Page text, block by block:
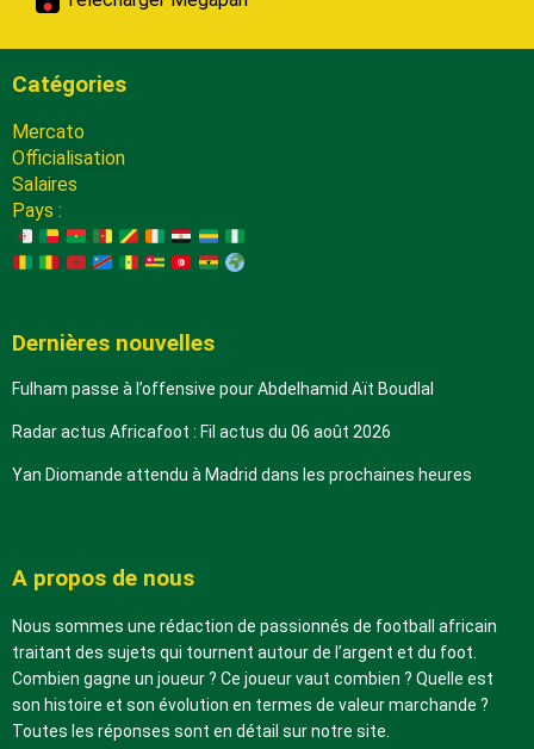
Catégories
Mercato
Officialisation
Salaires
Pays :
Dernières nouvelles
Fulham passe à l’offensive pour Abdelhamid Aït Boudlal
Radar actus Africafoot : Fil actus du 06 août 2026
Yan Diomande attendu à Madrid dans les prochaines heures
A propos de nous
Nous sommes une rédaction de passionnés de football africain
traitant des sujets qui tournent autour de l’argent et du foot.
Combien gagne un joueur ? Ce joueur vaut combien ? Quelle est
son histoire et son évolution en termes de valeur marchande ?
Toutes les réponses sont en détail sur notre site.